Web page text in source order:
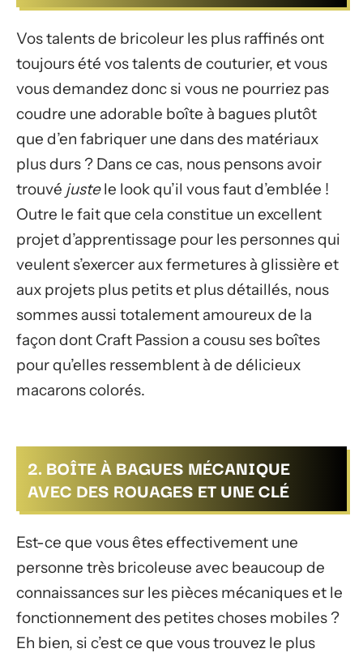
Vos talents de bricoleur les plus raffinés ont
toujours été vos talents de couturier, et vous
vous demandez donc si vous ne pourriez pas
coudre une adorable boîte à bagues plutôt
que d’en fabriquer une dans des matériaux
plus durs ? Dans ce cas, nous pensons avoir
trouvé justele look qu’il vous faut d’emblée !
Outre le fait que cela constitue un excellent
projet d’apprentissage pour les personnes qui
veulent s’exercer aux fermetures à glissière et
aux projets plus petits et plus détaillés, nous
sommes aussi totalement amoureux de la
façon dont Craft Passion a cousu ses boîtes
pour qu’elles ressemblent à de délicieux
macarons colorés.
2. BOÎTE À BAGUES MÉCANIQUE
AVEC DES ROUAGES ET UNE CLÉ
Est-ce que vous êtes effectivement une
personne très bricoleuse avec beaucoup de
connaissances sur les pièces mécaniques et le
fonctionnement des petites choses mobiles ?
Eh bien, si c’est ce que vous trouvez le plus